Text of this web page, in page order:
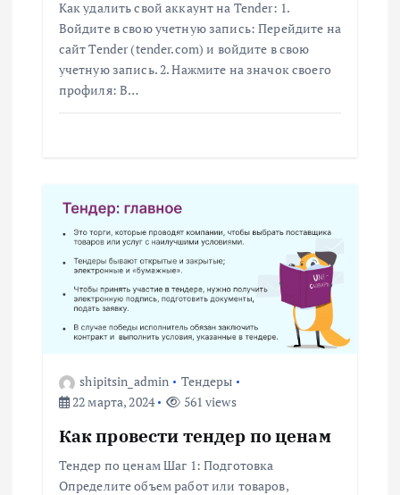
Как удалить свой аккаунт на Tender: 1.
Войдите в свою учетную запись: Перейдите на
сайт Tender (tender.com) и войдите в свою
учетную запись. 2. Нажмите на значок своего
профиля: В…
shipitsin_admin
Тендеры
22 марта, 2024
561 views
Как провести тендер по ценам
Тендер по ценам Шаг 1: Подготовка
Определите объем работ или товаров,